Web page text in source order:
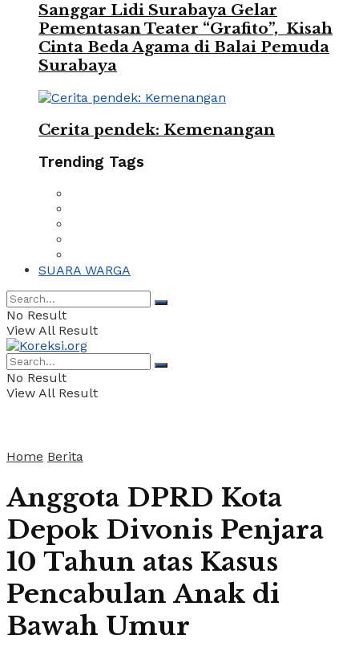
Sanggar Lidi Surabaya Gelar
Pementasan Teater “Grafito”, Kisah
Cinta Beda Agama di Balai Pemuda
Surabaya
Cerita pendek: Kemenangan
Trending Tags
SUARA WARGA
No Result
View All Result
No Result
View All Result
Home Berita
Anggota DPRD Kota
Depok Divonis Penjara
10 Tahun atas Kasus
Pencabulan Anak di
Bawah Umur